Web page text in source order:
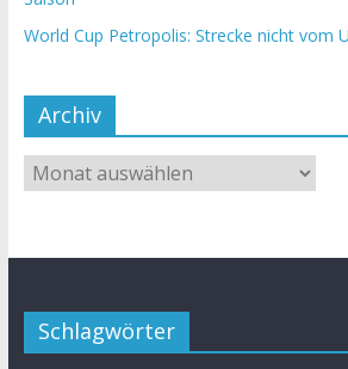
World Cup Petropolis: Strecke nicht vom
Archiv
Schlagwörter